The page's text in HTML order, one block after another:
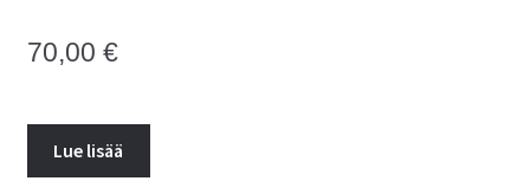
70,00 €
Lue lisää